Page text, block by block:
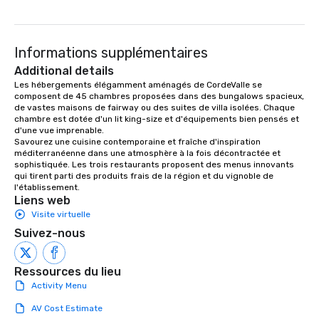
place at multiple restaurants, with
walking in between, there are
countless opportunities to interact
with different people when you sit
down at each venue and as you
traverse along the way. Our
experiences not only provide more
ways to network, but a more convivial
way to do so. Large Groups Welcome
Lip Smacking Foodie Tours is ideal for
groups, small or large. Our
experiences can accommodate
groups from as few as 1 to as many
as 500 guests, making us an ideal
choice for any corporate group event.
Stress-Free Booking Process Booking
a tour is stress-free and allows you to
enjoy the company of your guests
Informations supplémentaires
Additional details
Les hébergements élégamment aménagés de CordeValle se
composent de 45 chambres proposées dans des bungalows spacieux,
de vastes maisons de fairway ou des suites de villa isolées. Chaque
chambre est dotée d'un lit king-size et d'équipements bien pensés et
d'une vue imprenable.
Savourez une cuisine contemporaine et fraîche d'inspiration
méditerranéenne dans une atmosphère à la fois décontractée et
sophistiquée. Les trois restaurants proposent des menus innovants
qui tirent parti des produits frais de la région et du vignoble de
l'établissement.
Liens web
Visite virtuelle
Suivez-nous
Ressources du lieu
Activity Menu
AV Cost Estimate